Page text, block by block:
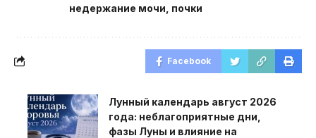
недержание мочи почки
Facebook
Лунный календарь август 2026
года: неблагоприятные дни,
фазы Луны и влияние на